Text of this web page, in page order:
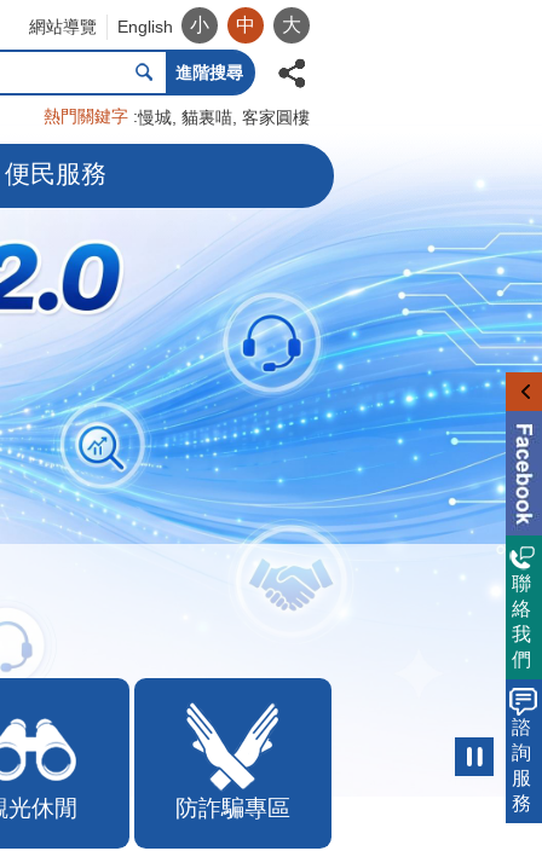
網站導覽 English 小 中 大
進階搜尋
熱門關鍵字 慢城 貓裏喵 客家圓樓
便民服務
光休閒 防詐騙專區
聯
絡
我
們
諮
詢
服
務